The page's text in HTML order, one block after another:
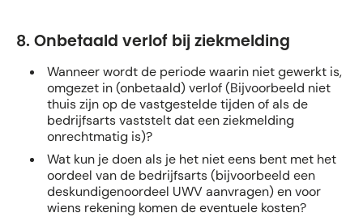
8. Onbetaald verlof bij ziekmelding
Wanneer wordt de periode waarin niet gewerkt is,
omgezet in (onbetaald) verlof (Bijvoorbeeld niet
thuis zijn op de vastgestelde tijden of als de
bedrijfsarts vaststelt dat een ziekmelding
onrechtmatig is)?
Wat kun je doen als je het niet eens bent met het
oordeel van de bedrijfsarts (bijvoorbeeld een
deskundigenoordeel UWV aanvragen) en voor
wiens rekening komen de eventuele kosten?